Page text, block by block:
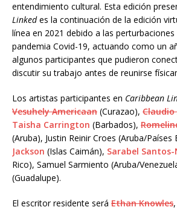
entendimiento cultural. Esta edición
Linkedes la continuación de la edición
línea en 2021 debido a las
pandemia Covid-19, actuando como un
algunos participantes que pudieron
discutir su trabajo antes de reunirse
Los artistas participantes en Caribbean
Vesuhely Americaan (Curazao), Claudio
Taisha Carrington (Barbados),
(Aruba), Justin Reinir Croes (Aruba/Países
Jackson (Islas Caimán), Sarabel
Rico), Samuel Sarmiento (Aruba/
(Guadalupe).
El escritor residente será Ethan Knowles